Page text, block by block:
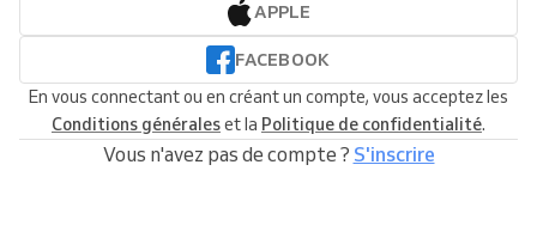
APPLE
FACEBOOK
En vous connectant ou en créant un compte, vous acceptez les
Conditions généraleset la Politique de confidentialité.
Vous n'avez pas de compte ? S'inscrire